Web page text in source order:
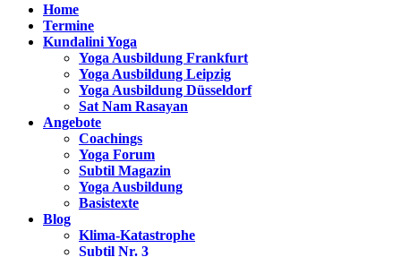
Home
Termine
Kundalini Yoga
Yoga Ausbildung Frankfurt
Yoga Ausbildung Leipzig
Yoga Ausbildung Düsseldorf
Sat Nam Rasayan
Angebote
Coachings
Yoga Forum
Subtil Magazin
Yoga Ausbildung
Basistexte
Blog
Klima-Katastrophe
Subtil Nr. 3